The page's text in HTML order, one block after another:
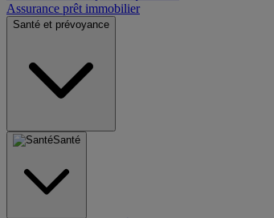
Assurance prêt immobilier
Santé et prévoyance
Santé